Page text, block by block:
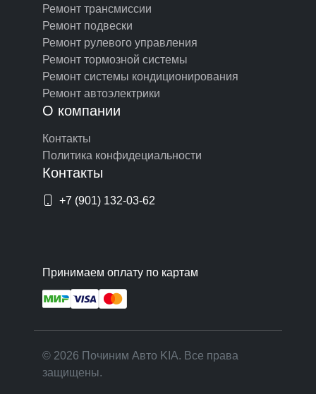
Ремонт трансмиссии
Ремонт подвески
Ремонт рулевого управления
Ремонт тормозной системы
Ремонт системы кондиционирования
Ремонт автоэлектрики
О компании
Контакты
Политика конфидециальности
Контакты
+7 (901) 132-03-62
Принимаем оплату по картам
© 2026 Починим Авто KIA. Все права
защищены.